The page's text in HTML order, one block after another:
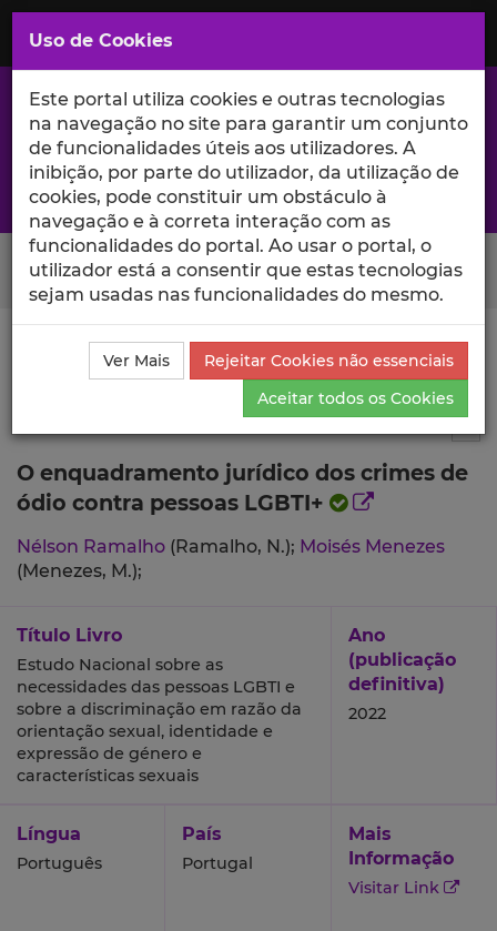
Saltar
para
Conteúdo
Principal
A excelência da investigação e ciência no Iscte
Search Button
Ciência_Iscte Publicações
Descrição Detalhada da
Publicação
O enquadramento jurídico dos crimes de
ódio contra pessoas LGBTI+
Nélson Ramalho (Ramalho, N.); Moisés Menezes
(Menezes, M.);
Título Livro
Estudo Nacional sobre as
necessidades das pessoas LGBTI e
sobre a discriminação em razão da
orientação sexual, identidade e
expressão de género e
características sexuais
Ano
(publicação
definitiva)
2022
Língua
Português
País
Portugal
Mais
Informação
Visitar Link
Uso de Cookies
Este portal utiliza cookies e outras tecnologias
na navegação no site para garantir um conjunto
de funcionalidades úteis aos utilizadores. A
inibição, por parte do utilizador, da utilização de
cookies, pode constituir um obstáculo à
navegação e à correta interação com as
funcionalidades do portal. Ao usar o portal, o
utilizador está a consentir que estas tecnologias
sejam usadas nas funcionalidades do mesmo.
Ver Mais
Rejeitar Cookies não essenciais
Aceitar todos os Cookies